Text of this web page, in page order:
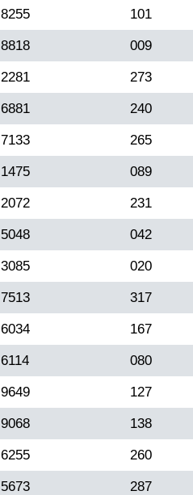
8255 101
8818 009
2281 273
6881 240
7133 265
1475 089
2072 231
5048 042
3085 020
7513 317
6034 167
6114 080
9649 127
9068 138
6255 260
5673 287